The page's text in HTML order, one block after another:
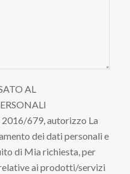
AL
2016/679, autorizzo La
dei dati personali e
di Mia richiesta, per
ai prodotti/servizi